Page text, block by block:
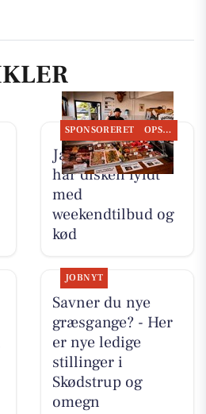
SPONSORERET OPSLAGSTAVLEN
Jaataak Slagteren
har disken fyldt
med
weekendtilbud og
kød
JOBNYT
Savner du nye
græsgange? - Her
er nye ledige
stillinger i
Skødstrup og
omegn